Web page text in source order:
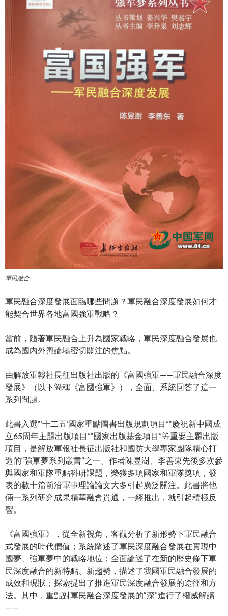
軍民融合
軍民融合深度發展面臨哪些問題？軍民融合深度發展如何才
能契合世界各地富國強軍戰略？
當前，隨著軍民融合上升為國家戰略，軍民深度融合發展也
成為國內外輿論場密切關注的焦點。
由解放軍報社長征出版社出版的《富國強軍——軍民融合深度
發展》（以下簡稱《富國強軍》），全面、系統回答了這一
系列問題。
此書入選“‘十二五’國家重點圖書出版規劃項目”“慶祝新中國成
立65周年主題出版項目”“國家出版基金項目”等重要主題出版
項目，是解放軍報社長征出版社和國防大學專家團隊精心打
造的“強軍夢系列叢書”之一。作者陳昱澍、李善東先後多次參
與國家和軍隊重點科研課題，榮獲多項國家和軍隊獎項，發
表的數十篇前沿軍事理論論文大多引起廣泛關注。此書將他
倆一系列研究成果精華融會貫通，一經推出，就引起積極反
響。
《富國強軍》，從全新視角，客觀分析了新形勢下軍民融合
式發展的時代價值；系統闡述了軍民深度融合發展在實現中
國夢、強軍夢中的戰略地位；全面論述了在新的歷史條下軍
民深度融合的新特點、新趨勢，描述了我國軍民融合發展的
成效和現狀；探索提出了推進軍民深度融合發展的途徑和方
法。其中，重點對軍民融合深度發展的“深”進行了權威解讀
——